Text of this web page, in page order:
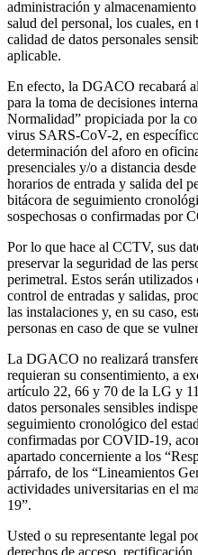
administración y
salud del personal, los cuales, en
calidad de datos personales
aplicable.
En efecto, la DGACO recabará
para la toma de decisiones
Normalidad” propiciada por la
virus SARS-CoV-2, en
determinación del aforo en
presenciales y/o a distancia
horarios de entrada y salida del
bitácora de seguimiento
sospechosas o confirmadas por
Por lo que hace al CCTV, sus
preservar la seguridad de las
perimetral. Estos serán
control de entradas y salidas,
las instalaciones y, en su caso,
personas en caso de que se
La DGACO no realizará
requieran su consentimiento, a
artículo 22, 66 y 70 de la LG y
datos personales sensibles
seguimiento cronológico del
confirmadas por COVID-19,
apartado concerniente a los
párrafo, de los “Lineamientos
actividades universitarias en el
19”.
Usted o su representante legal